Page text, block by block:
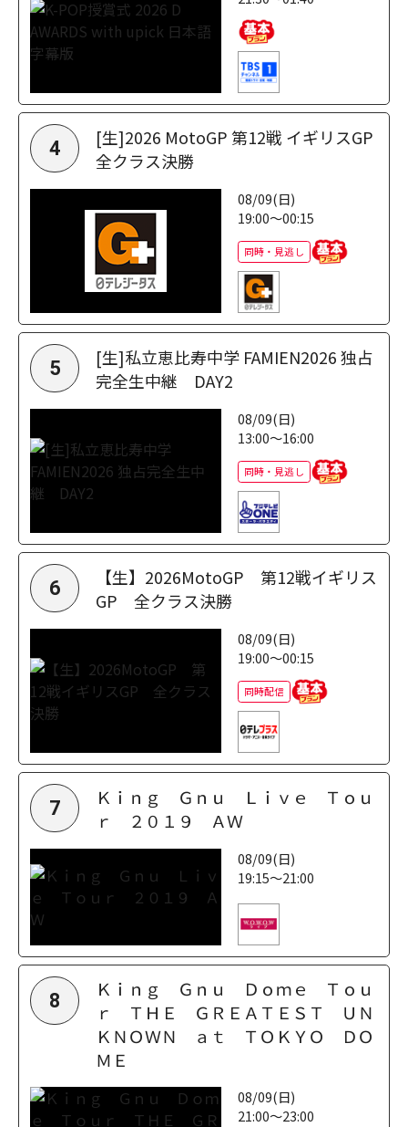
4
[生]2026 MotoGP 第12戦 イギリスGP
全クラス決勝
08/09(日)
19:00～00:15
同時・見逃し
5
[生]私立恵比寿中学 FAMIEN2026 独占
完全生中継 DAY2
08/09(日)
13:00～16:00
同時・見逃し
6
【生】2026MotoGP 第12戦イギリス
GP 全クラス決勝
08/09(日)
19:00～00:15
同時配信
7
Ｋｉｎｇ Ｇｎｕ Ｌｉｖｅ Ｔｏｕ
ｒ ２０１９ ＡＷ
08/09(日)
19:15～21:00
8
Ｋｉｎｇ Ｇｎｕ Ｄｏｍｅ Ｔｏｕ
ｒ ＴＨＥ ＧＲＥＡＴＥＳＴ ＵＮ
ＫＮＯＷＮ ａｔ ＴＯＫＹＯ ＤＯ
ＭＥ
08/09(日)
21:00～23:00